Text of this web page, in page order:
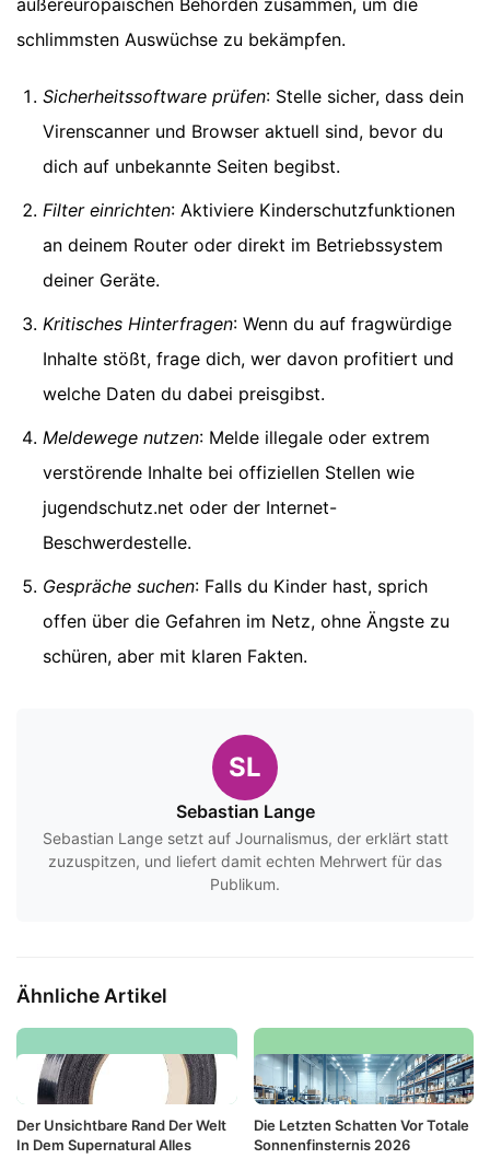
außereuropäischen Behörden zusammen, um die
schlimmsten Auswüchse zu bekämpfen.
Sicherheitssoftware prüfen: Stelle sicher, dass dein
Virenscanner und Browser aktuell sind, bevor du
dich auf unbekannte Seiten begibst.
Filter einrichten: Aktiviere Kinderschutzfunktionen
an deinem Router oder direkt im Betriebssystem
deiner Geräte.
Kritisches Hinterfragen: Wenn du auf fragwürdige
Inhalte stößt, frage dich, wer davon profitiert und
welche Daten du dabei preisgibst.
Meldewege nutzen: Melde illegale oder extrem
verstörende Inhalte bei offiziellen Stellen wie
jugendschutz.net oder der Internet-
Beschwerdestelle.
Gespräche suchen: Falls du Kinder hast, sprich
offen über die Gefahren im Netz, ohne Ängste zu
schüren, aber mit klaren Fakten.
SL
Sebastian Lange
Sebastian Lange setzt auf Journalismus, der erklärt statt
zuzuspitzen, und liefert damit echten Mehrwert für das
Publikum.
Ähnliche Artikel
Der Unsichtbare Rand Der Welt
In Dem Supernatural Alles
Die Letzten Schatten Vor Totale
Sonnenfinsternis 2026